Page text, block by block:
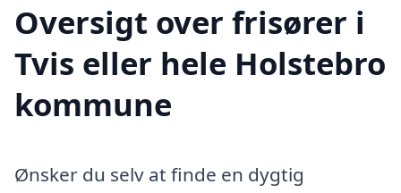
Oversigt over frisører i
Tvis eller hele Holstebro
kommune
Ønsker du selv at finde en dygtig